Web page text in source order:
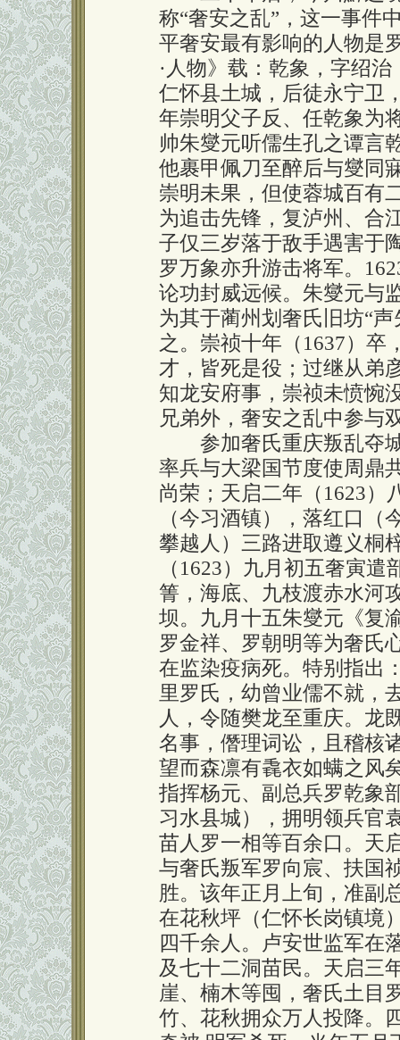
称“奢安之乱”，这一事件
平奢安最有影响的人物是
·人物》载：乾象，字绍
仁怀县土城，后徒永宁卫
年崇明父子反、任乾象为
帅朱燮元听儒生孔之谭言
他裹甲佩刀至醉后与燮同
崇明未果，但使蓉城百有
为追击先锋，复泸州、合
子仅三岁落于敌手遇害于
罗万象亦升游击将军。
论功封威远候。朱燮元与
为其于蔺州划奢氏旧坊“
之。崇祯十年（1637）卒
才，皆死是役；过继从弟
知龙安府事，崇祯未愤惋
兄弟外，奢安之乱中参与
参加奢氏重庆叛乱夺城
率兵与大梁国节度使周鼎
尚荣；天启二年（1623）
（今习酒镇），落红口
攀越人）三路进取遵义桐
（1623）九月初五奢寅
箐，海底、九枝渡赤水河
坝。九月十五朱燮元《复
罗金祥、罗朝明等为奢氏
在监染疫病死。特别指出
里罗氏，幼曾业儒不就，
人，令随樊龙至重庆。龙
名事，僭理词讼，且稽核
望而森凛有毳衣如螨之风
指挥杨元、副总兵罗乾象
习水县城），拥明领兵官
苗人罗一相等百余口。天
与奢氏叛军罗向宸、扶国
胜。该年正月上旬，准副
在花秋坪（仁怀长岗镇境
四千余人。卢安世监军在
及七十二洞苗民。天启三
崖、楠木等囤，奢氏土目
竹、花秋拥众万人投降。